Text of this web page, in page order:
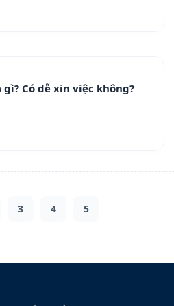
Có dễ xin việc không?
3 4 5